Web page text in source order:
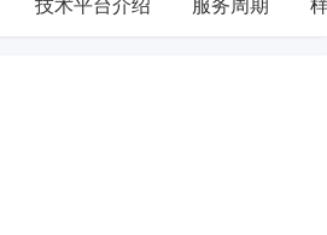
技术平台介绍 服务周期